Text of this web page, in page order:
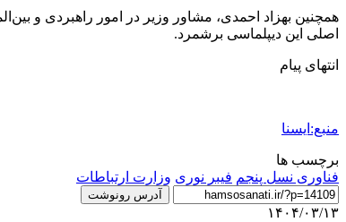
همچنین بهزاد احمدی، مشاور وزیر در امور راهبردی و
اصلی این دیپلماسی برشمرد.
انتهای پیام
منبع:ایسنا
برچسب ها
فناوری نسل پنجم فیبر نوری وزارت ارتباطات
آدرس رونوشت
۱۴۰۴/۰۳/۱۳